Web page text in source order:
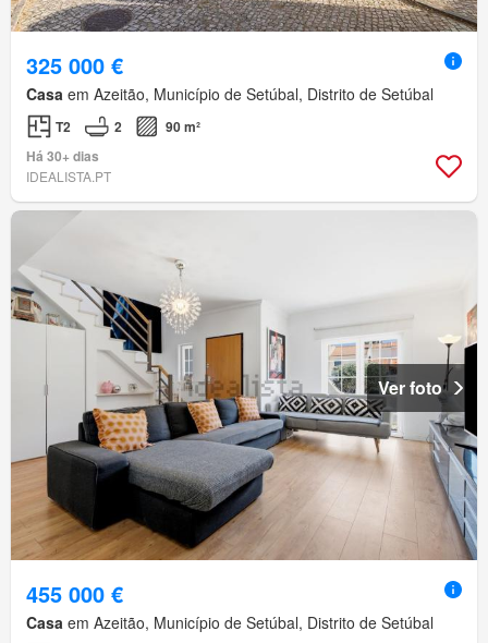
325 000 €
Casa em Azeitão, Município de Setúbal, Distrito de Setúbal
T2 2
90 m²
Há 30+ dias
IDEALISTA.PT
Ver foto
455 000 €
Casa em Azeitão, Município de Setúbal, Distrito de Setúbal